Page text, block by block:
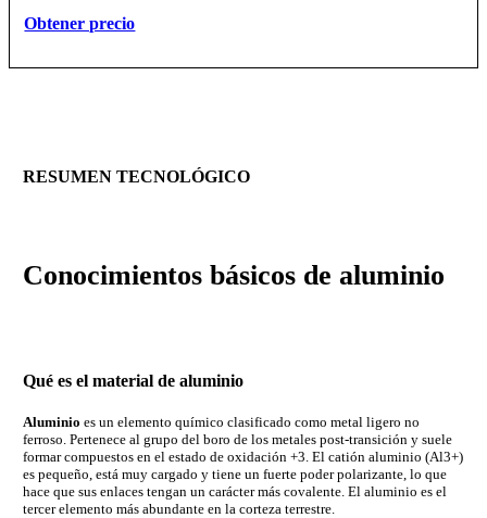
Obtener precio
RESUMEN TECNOLÓGICO
Conocimientos básicos de aluminio
Qué es el material de aluminio
Aluminio es un elemento químico clasificado como metal ligero no
ferroso. Pertenece al grupo del boro de los metales post-transición y suele
formar compuestos en el estado de oxidación +3. El catión aluminio (Al3+)
es pequeño, está muy cargado y tiene un fuerte poder polarizante, lo que
hace que sus enlaces tengan un carácter más covalente. El aluminio es el
tercer elemento más abundante en la corteza terrestre.